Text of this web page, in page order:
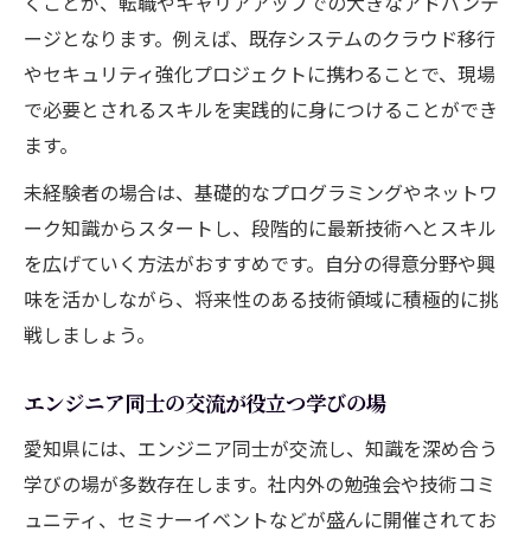
ージとなります。例えば、既存システムのクラウド移行
やセキュリティ強化プロジェクトに携わることで、現場
で必要とされるスキルを実践的に身につけることができ
ます。
未経験者の場合は、基礎的なプログラミングやネットワ
ーク知識からスタートし、段階的に最新技術へとスキル
を広げていく方法がおすすめです。自分の得意分野や興
味を活かしながら、将来性のある技術領域に積極的に挑
戦しましょう。
エンジニア同士の交流が役立つ学びの場
愛知県には、エンジニア同士が交流し、知識を深め合う
学びの場が多数存在します。社内外の勉強会や技術コミ
ュニティ、セミナーイベントなどが盛んに開催されてお